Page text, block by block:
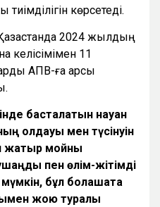
көрсетеді.
Қазақстанда 2024 жылдың
келісімімен 11
АПВ-ға қарсы
басталатын науқан
қолдауы мен түсінуін
жатыр мойны
пен өлім-жітімді
бұл болашақта
жою туралы